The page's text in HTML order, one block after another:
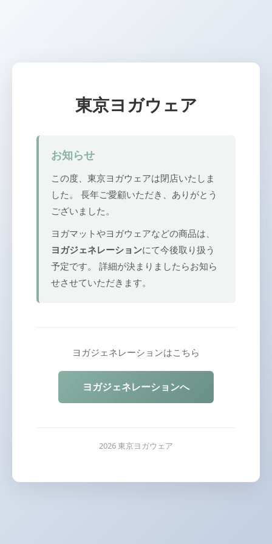
東京ヨガウェア
お知らせ
この度、東京ヨガウェアは閉店いたしま
した。 長年ご愛顧いただき、ありがとう
ございました。
ヨガマットやヨガウェアなどの商品は、
ヨガジェネレーションにて今後取り扱う
予定です。 詳細が決まりましたらお知ら
せさせていただきます。
ヨガジェネレーションはこちら
ヨガジェネレーションへ
2026 東京ヨガウェア